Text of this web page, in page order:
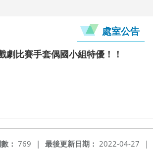
處室公告
劇比賽手套偶國小組特優！！
最後更新日期： 2022-04-27 |
： 769 |